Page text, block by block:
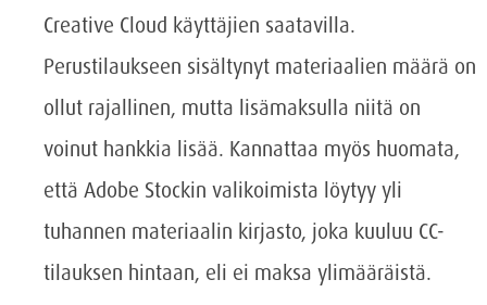
Creative Cloud käyttäjien saatavilla.
Perustilaukseen sisältynyt materiaalien määrä on
ollut rajallinen, mutta lisämaksulla niitä on
voinut hankkia lisää. Kannattaa myös huomata,
että Adobe Stockin valikoimista löytyy yli
tuhannen materiaalin kirjasto, joka kuuluu CC-
tilauksen hintaan, eli ei maksa ylimääräistä.